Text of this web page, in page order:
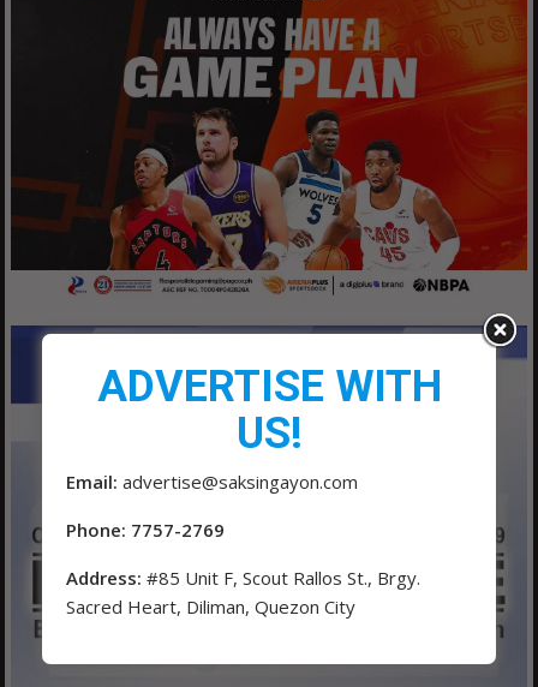
ADVERTISE WITH
US!
Email: advertise@saksingayon.com
Phone: 7757-2769
Address: #85 Unit F, Scout Rallos St., Brgy.
Sacred Heart, Diliman, Quezon City